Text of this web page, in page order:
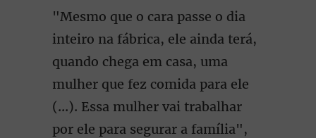
"Mesmo que o cara passe o dia
inteiro na fábrica, ele ainda terá,
quando chega em casa, uma
mulher que fez comida para ele
(...). Essa mulher vai trabalhar
por ele para segurar a família",